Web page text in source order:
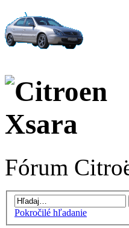
Fórum
Pokročilé hľadanie